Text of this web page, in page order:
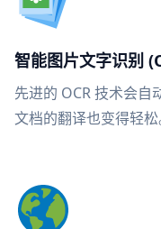
智能图片文字识别
先进的 OCR 技术会自
文档的翻译也变得轻松